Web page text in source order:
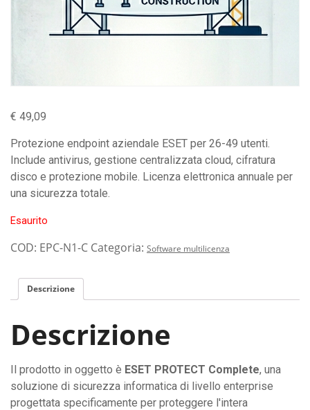
€ 49,09
Protezione endpoint aziendale ESET per 26-49 utenti.
Include antivirus, gestione centralizzata cloud, cifratura
disco e protezione mobile. Licenza elettronica annuale per
una sicurezza totale.
Esaurito
COD: EPC-N1-C Categoria: Software multilicenza
Descrizione
Descrizione
Il prodotto in oggetto è ESET PROTECT Complete, una
soluzione di sicurezza informatica di livello enterprise
progettata specificamente per proteggere l'intera